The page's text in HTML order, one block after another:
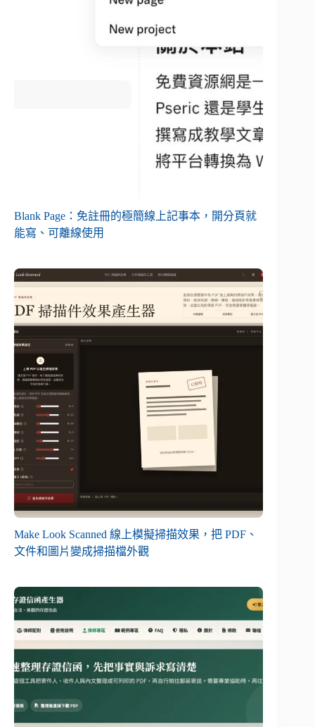
Blank Page：免註冊的極簡線上記事本，開分頁就
能寫、可離線使用
Make Look Scanned 線上模擬掃描效果，把 PDF、
文件和圖片變成掃描檔外觀